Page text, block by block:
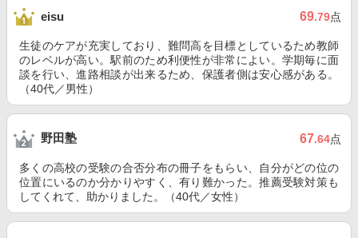
eisu 69.79点
生徒のケアが充実しており、難問高を目標としているため教師
のレベルが高い。駅前のため利便性が非常によい。学期毎に面
談を行い、進路相談が出来るため、保護者側は安心感がある。
（40代／男性）
野田塾 67.64点
多くの高校の受験の合否分布の冊子をもらい、自分がどの位の
位置にいるのか分かりやすく、有り難かった。推薦受験対策も
してくれて、助かりました。（40代／女性）